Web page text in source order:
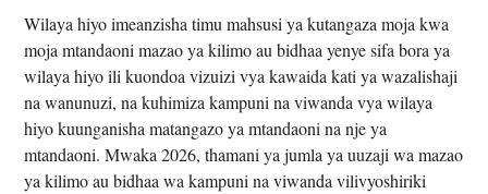
Wilaya hiyo imeanzisha timu mahsusi ya kutangaza moja kwa
moja mtandaoni mazao ya kilimo au bidhaa yenye sifa bora ya
wilaya hiyo ili kuondoa vizuizi vya kawaida kati ya wazalishaji
na wanunuzi, na kuhimiza kampuni na viwanda vya wilaya
hiyo kuunganisha matangazo ya mtandaoni na nje ya
mtandaoni. Mwaka 2026, thamani ya jumla ya uuzaji wa mazao
ya kilimo au bidhaa wa kampuni na viwanda vilivyoshiriki